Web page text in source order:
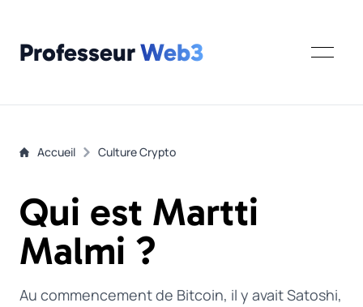
ProfesseurWeb3
Accueil Culture Crypto
Qui est Martti
Malmi ?
Au commencement de Bitcoin, il y avait Satoshi,